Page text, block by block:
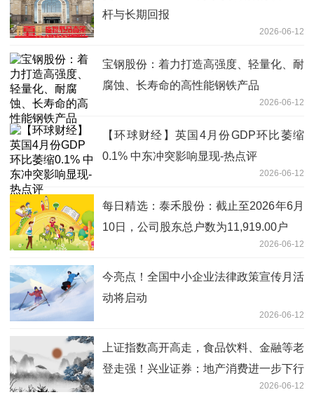
杆与长期回报
2026-06-12
宝钢股份：着力打造高强度、轻量化、耐
腐蚀、长寿命的高性能钢铁产品
2026-06-12
【环球财经】英国4月份GDP环比萎缩
0.1% 中东冲突影响显现-热点评
2026-06-12
每日精选：泰禾股份：截止至2026年6月
10日，公司股东总户数为11,919.00户
2026-06-12
今亮点！全国中小企业法律政策宣传月活
动将启动
2026-06-12
上证指数高开高走，食品饮料、金融等老
登走强！兴业证券：地产消费进一步下行
2026-06-12